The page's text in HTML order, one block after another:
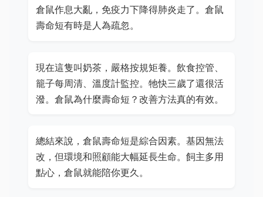
倉鼠作息大亂，免疫力下降得肺炎走了。倉鼠
壽命短有時是人為疏忽。
現在這隻叫奶茶，嚴格按規矩養。飲食控管、
籠子每周清、溫度計監控。牠快三歲了還很活
潑。倉鼠為什麼壽命短？改善方法真的有效。
總結來說，倉鼠壽命短是綜合因素。基因無法
改，但環境和照顧能大幅延長生命。飼主多用
點心，倉鼠就能陪你更久。